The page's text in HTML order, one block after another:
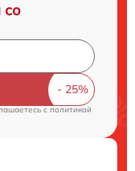
со
c политикой